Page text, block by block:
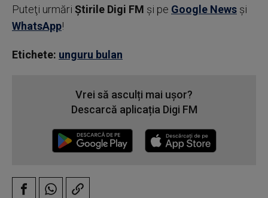
Puteţi urmări Știrile Digi FM şi pe Google News şi
WhatsApp!
Etichete: unguru bulan
Vrei să asculți mai ușor?
Descarcă aplicația Digi FM